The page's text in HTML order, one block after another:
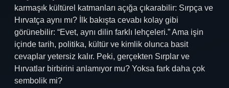
karmaşık kültürel katmanları açığa çıkarabilir: Sırpça ve
Hırvatça aynı mı? İlk bakışta cevabı kolay gibi
görünebilir: “Evet, aynı dilin farklı lehçeleri.” Ama işin
içinde tarih, politika, kültür ve kimlik olunca basit
cevaplar yetersiz kalır. Peki, gerçekten Sırplar ve
Hırvatlar birbirini anlamıyor mu? Yoksa fark daha çok
sembolik mi?